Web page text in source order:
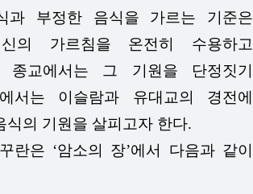
과 부정한 음식을 가르는 기준은
의 가르침을 온전히 수용하고
종교에서는 그 기원을 단정짓기
서는 이슬람과 유대교의 경전에
식의 기원을 살피고자 한다.
란은 ‘암소의 장’에서 다음과 같이